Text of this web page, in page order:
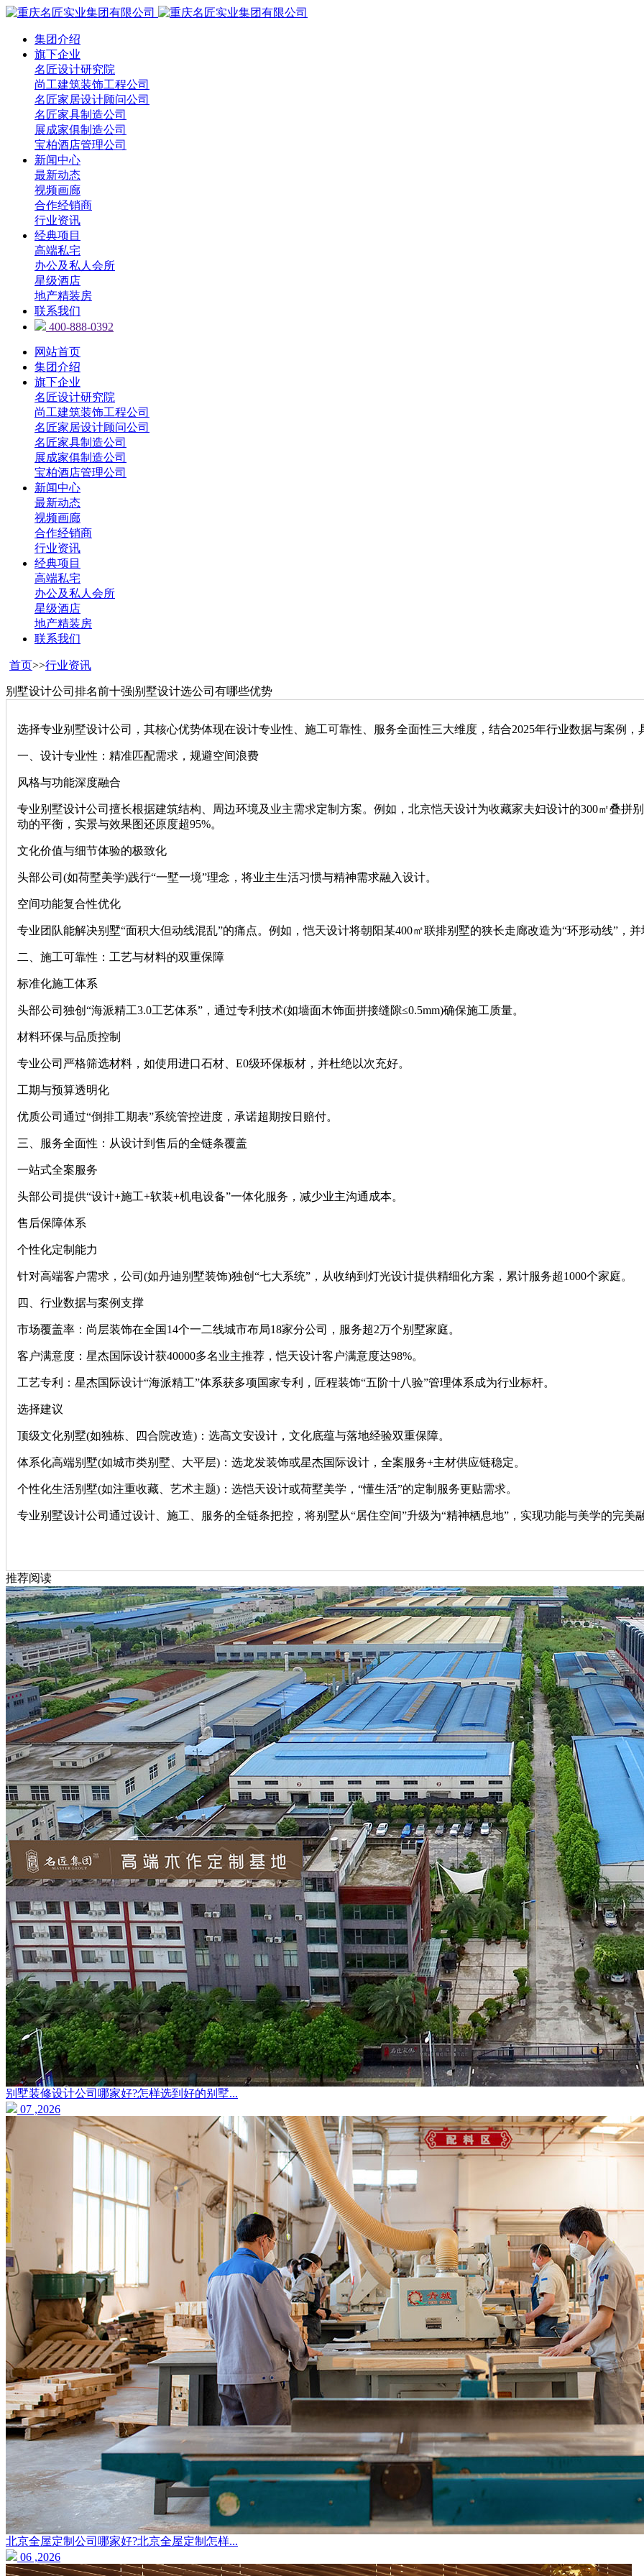
集团介绍
旗下企业
名匠设计研究院
尚工建筑装饰工程公司
名匠家居设计顾问公司
名匠家具制造公司
展成家俱制造公司
宝柏酒店管理公司
新闻中心
最新动态
视频画廊
合作经销商
行业资讯
经典项目
高端私宅
办公及私人会所
星级酒店
地产精装房
联系我们
400-888-0392
网站首页
集团介绍
旗下企业
名匠设计研究院
尚工建筑装饰工程公司
名匠家居设计顾问公司
名匠家具制造公司
展成家俱制造公司
宝柏酒店管理公司
新闻中心
最新动态
视频画廊
合作经销商
行业资讯
经典项目
高端私宅
办公及私人会所
星级酒店
地产精装房
联系我们
首页>>行业资讯
别墅设计公司排名前十强|别墅设计选公司有哪些优势
选择专业别墅设计公司，其核心优势体现在‌设计专业性、施工可靠性、服务全面性‌三大维度，结合2025年行业数据与案例，
‌一、设计专业性：精准匹配需求，规避空间浪费‌
‌风格与功能深度融合‌
专业别墅设计公司擅长根据建筑结构、周边环境及业主需求定制方案。例如，北京恺天设计为收藏家夫妇设计的300㎡叠拼
动的平衡，实景与效果图还原度超95%。
‌文化价值与细节体验的极致化‌
头部公司(如荷墅美学)践行“一墅一境”理念，将业主生活习惯与精神需求融入设计。
‌空间功能复合性优化‌
专业团队能解决别墅“面积大但动线混乱”的痛点。例如，恺天设计将朝阳某400㎡联排别墅的狭长走廊改造为“环形动线”，
‌二、施工可靠性：工艺与材料的双重保障‌
‌标准化施工体系‌
头部公司独创“海派精工3.0工艺体系”，通过专利技术(如墙面木饰面拼接缝隙≤0.5mm)确保施工质量。
‌材料环保与品质控制‌
专业公司严格筛选材料，如使用进口石材、E0级环保板材，并杜绝以次充好。
‌工期与预算透明化‌
优质公司通过“倒排工期表”系统管控进度，承诺超期按日赔付。
‌三、服务全面性：从设计到售后的全链条覆盖‌
‌一站式全案服务‌
头部公司提供“设计+施工+软装+机电设备”一体化服务，减少业主沟通成本。
‌售后保障体系‌
‌个性化定制能力‌
针对高端客户需求，公司(如丹迪别墅装饰)独创“七大系统”，从收纳到灯光设计提供精细化方案，累计服务超1000个家庭。
‌四、行业数据与案例支撑‌
‌市场覆盖率‌：尚层装饰在全国14个一二线城市布局18家分公司，服务超2万个别墅家庭。
‌客户满意度‌：星杰国际设计获40000多名业主推荐，恺天设计客户满意度达98%。
‌工艺专利‌：星杰国际设计“海派精工”体系获多项国家专利，匠程装饰“五阶十八验”管理体系成为行业标杆。
‌选择建议‌
‌顶级文化别墅‌(如独栋、四合院改造)：选高文安设计，文化底蕴与落地经验双重保障。
‌体系化高端别墅‌(如城市类别墅、大平层)：选龙发装饰或星杰国际设计，全案服务+主材供应链稳定。
‌个性化生活别墅‌(如注重收藏、艺术主题)：选恺天设计或荷墅美学，“懂生活”的定制服务更贴需求。
专业别墅设计公司通过‌设计、施工、服务‌的全链条把控，将别墅从“居住空间”升级为“精神栖息地”，实现功能与美学的完美
推荐阅读
别墅装修设计公司哪家好?怎样选到好的别墅...
07 ,2026
北京全屋定制公司哪家好?北京全屋定制怎样...
06 ,2026